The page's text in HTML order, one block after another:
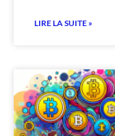
LIRE LA SUITE »